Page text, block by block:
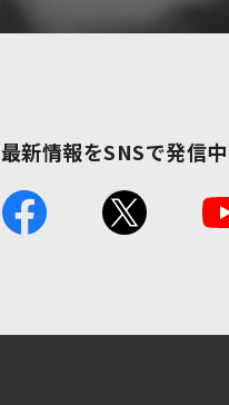
最新情報をSNSで発信中